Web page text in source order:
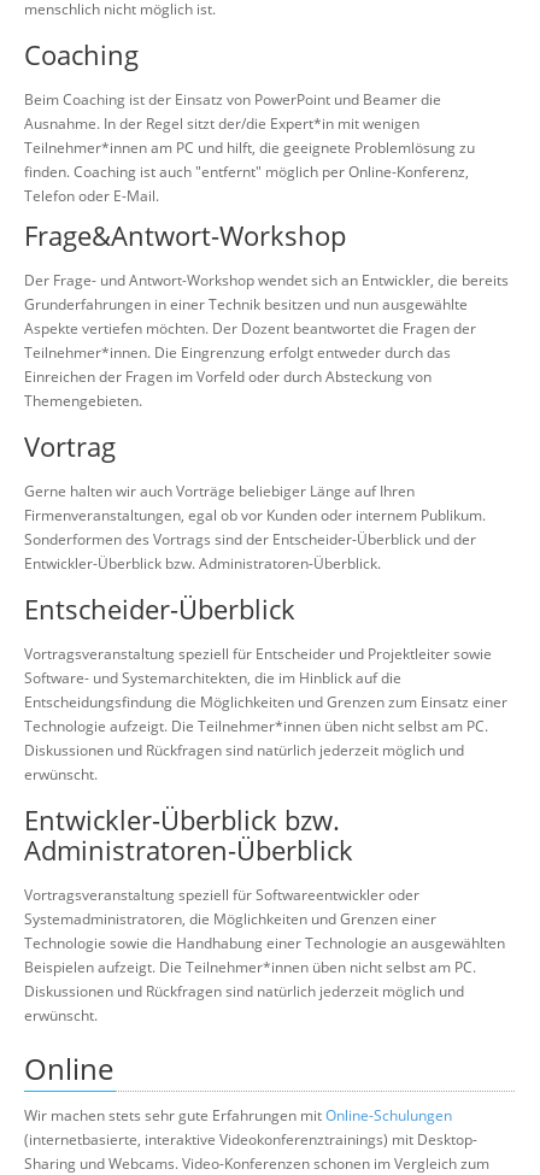
menschlich nicht möglich ist.
Coaching
Beim Coaching ist der Einsatz von PowerPoint und Beamer die
Ausnahme. In der Regel sitzt der/die Expert*in mit wenigen
Teilnehmer*innen am PC und hilft, die geeignete Problemlösung zu
finden. Coaching ist auch "entfernt" möglich per Online-Konferenz,
Telefon oder E-Mail.
Frage&Antwort-Workshop
Der Frage- und Antwort-Workshop wendet sich an Entwickler, die bereits
Grunderfahrungen in einer Technik besitzen und nun ausgewählte
Aspekte vertiefen möchten. Der Dozent beantwortet die Fragen der
Teilnehmer*innen. Die Eingrenzung erfolgt entweder durch das
Einreichen der Fragen im Vorfeld oder durch Absteckung von
Themengebieten.
Vortrag
Gerne halten wir auch Vorträge beliebiger Länge auf Ihren
Firmenveranstaltungen, egal ob vor Kunden oder internem Publikum.
Sonderformen des Vortrags sind der Entscheider-Überblick und der
Entwickler-Überblick bzw. Administratoren-Überblick.
Entscheider-Überblick
Vortragsveranstaltung speziell für Entscheider und Projektleiter sowie
Software- und Systemarchitekten, die im Hinblick auf die
Entscheidungsfindung die Möglichkeiten und Grenzen zum Einsatz einer
Technologie aufzeigt. Die Teilnehmer*innen üben nicht selbst am PC.
Diskussionen und Rückfragen sind natürlich jederzeit möglich und
erwünscht.
Entwickler-Überblick bzw.
Administratoren-Überblick
Vortragsveranstaltung speziell für Softwareentwickler oder
Systemadministratoren, die Möglichkeiten und Grenzen einer
Technologie sowie die Handhabung einer Technologie an ausgewählten
Beispielen aufzeigt. Die Teilnehmer*innen üben nicht selbst am PC.
Diskussionen und Rückfragen sind natürlich jederzeit möglich und
erwünscht.
Online
Wir machen stets sehr gute Erfahrungen mitOnline-Schulungen
(internetbasierte, interaktive Videokonferenztrainings) mit Desktop-
Sharing und Webcams. Video-Konferenzen schonen im Vergleich zum